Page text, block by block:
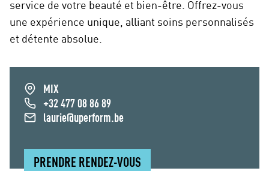
service de votre beauté et bien-être. Offrez-vous
une expérience unique, alliant soins personnalisés
et détente absolue.
MIX
+32 477 08 86 89
laurie@uperform.be
PRENDRE RENDEZ-VOUS